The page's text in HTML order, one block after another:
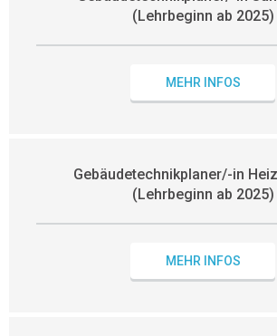
(Lehrbeginn ab 2025)
MEHR INFOS
Gebäudetechnikplaner/-in
(Lehrbeginn ab 2025)
MEHR INFOS